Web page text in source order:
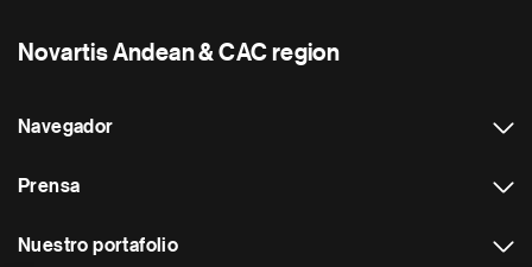
Novartis Andean & CAC region
Navegador
Prensa
Nuestro portafolio